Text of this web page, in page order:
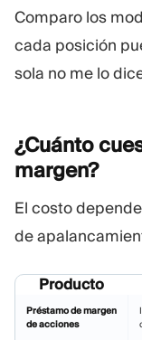
Comparo los
cada posición
sola no me lo
¿Cuánto
margen?
El costo
de
Producto
Préstamo de margen
de acciones